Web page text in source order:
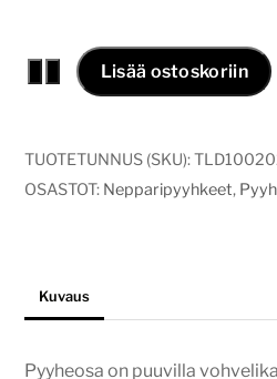
Nepparipyyhe
Kädet
Minttu
määrä
Lisää ostoskoriin
TUOTETUNNUS (SKU):
OSASTOT: Nepparipyyhkeet,
Kuvaus
Pyyheosa on puuvilla